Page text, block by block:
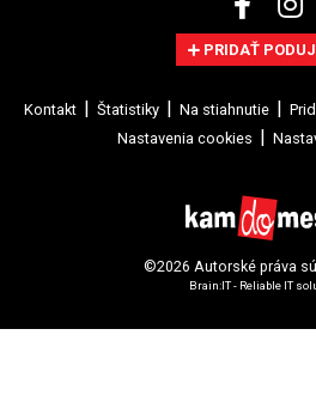
PRIDAŤ
Kontakt Štatistiky Na stiahnutie
Nastavenia cookies
©2026 Autorské práva sú
Brain:IT - Reliable IT